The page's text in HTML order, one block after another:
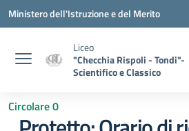
Vai ai contenuti
Vai al menu di navigazione
Vai al footer
Ministero dell'Istruzione e del Merito
Liceo
"Checchia Rispoli - Tondi"-
Scientifico e Classico
Circolare 0